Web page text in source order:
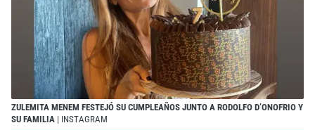
ZULEMITA MENEM FESTEJÓ SU CUMPLEAÑOS JUNTO A RODOLFO D’ONOFRIO Y
SU FAMILIA | INSTAGRAM